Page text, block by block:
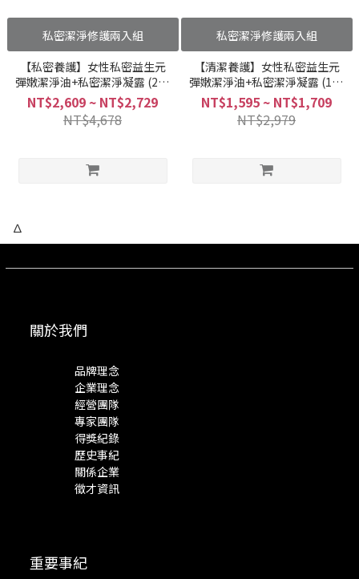
私密潔淨修護兩入組
【私密養護】女性私密益生元
彈嫩潔淨油+私密潔淨凝露 (2+1
組合)
NT$2,609 ~ NT$2,729
NT$4,678
私密潔淨修護兩入組
【清潔養護】女性私密益生元
彈嫩潔淨油+私密潔淨凝露 (1+1
組合)
NT$1,595 ~ NT$1,709
NT$2,979
∆
關於我們
品牌理念
企業理念
經營團隊
專家團隊
得獎紀錄
歷史事紀
關係企業
徵才資訊
重要事紀